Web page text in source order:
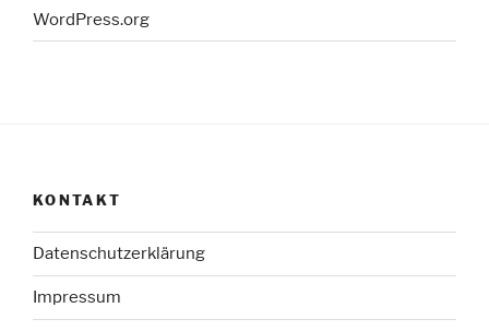
WordPress.org
KONTAKT
Datenschutzerklärung
Impressum